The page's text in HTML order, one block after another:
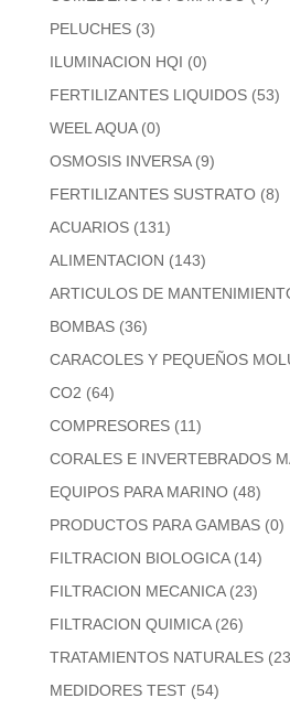
PELUCHES (3)
ILUMINACION HQI (0)
FERTILIZANTES LIQUIDOS (53)
WEEL AQUA (0)
OSMOSIS INVERSA (9)
FERTILIZANTES SUSTRATO (8)
ACUARIOS (131)
ALIMENTACION (143)
ARTICULOS DE
BOMBAS (36)
CARACOLES Y PEQUEÑOS
CO2 (64)
COMPRESORES (11)
CORALES E INVERTEBRADOS
EQUIPOS PARA MARINO (48)
PRODUCTOS PARA GAMBAS (0)
FILTRACION BIOLOGICA (14)
FILTRACION MECANICA (23)
FILTRACION QUIMICA (26)
TRATAMIENTOS NATURALES
MEDIDORES TEST (54)